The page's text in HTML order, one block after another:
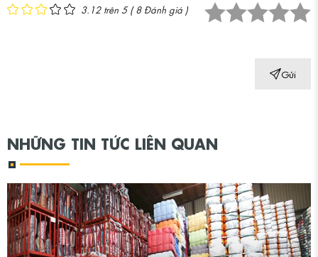
3.12 trên 5(8Đánh giá )
Gửi
NHỮNG TIN TỨC LIÊN QUAN